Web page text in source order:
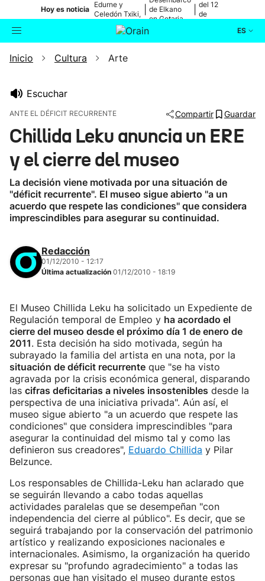
Hoy es noticia
Edurne y
Celedón Txiki,
en directo
de Elkano
en Getaria
del 12
de
ES
Buscador Actualidad
Ikusmiran
Eguraldia
Inicio Cultura Arte
Escuchar
ANTE EL DÉFICIT RECURRENTE Compartir Guardar
Chillida Leku anuncia un ERE
y el cierre del museo
La decisión viene motivada por una situación de
''déficit recurrente''. El museo sigue abierto ''a un
acuerdo que respete las condiciones'' que considera
imprescindibles para asegurar su continuidad.
Redacción
01/12/2010 - 12:17
Última actualización 01/12/2010 - 18:19
El Museo Chillida Leku ha solicitado un Expediente de
Regulación temporal de Empleo y ha acordado el
cierre del museo desde el próximo día 1 de enero de
2011. Esta decisión ha sido motivada, según ha
subrayado la familia del artista en una nota, por la
situación de déficit recurrente que "se ha visto
agravada por la crisis económica general, disparando
las cifras deficitarias a niveles insostenibles desde la
perspectiva de una iniciativa privada". Aún así, el
museo sigue abierto "a un acuerdo que respete las
condiciones" que considera imprescindibles "para
asegurar la continuidad del mismo tal y como las
definieron sus creadores", Eduardo Chillida y Pilar
Belzunce.
Los responsables de Chillida-Leku han aclarado que
se seguirán llevando a cabo todas aquellas
actividades paralelas que se desempeñan "con
independencia del cierre al público". Es decir, que se
seguirá trabajando por la conservación del patrimonio
artístico y realizando exposiciones nacionales e
internacionales. Asimismo, la organización ha querido
expresar su "profundo agradecimiento" a todas las
personas que han visitado el museo durante estos